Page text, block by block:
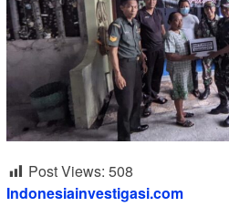
Post Views: 508
Indonesiainvestigasi.com